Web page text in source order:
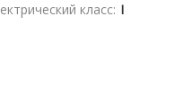
класс: I